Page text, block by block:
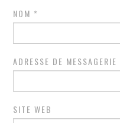
NOM *
ADRESSE DE MESSAGERIE
SITE WEB